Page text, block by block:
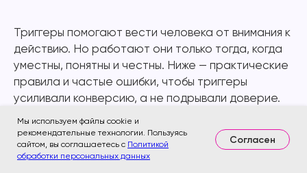
Триггеры помогают вести человека от внимания к
действию. Но работают они только тогда, когда
уместны, понятны и честны. Ниже — практические
правила и частые ошибки, чтобы триггеры
усиливали конверсию, а не подрывали доверие.
Мы используем файлы cookie и
рекомендательные технологии. Пользуясь
сайтом, вы соглашаетесь с Политикой
обработки персональных данных
Согласен